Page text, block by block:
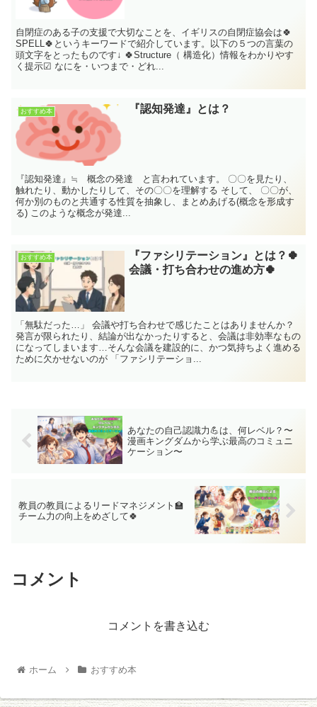
自閉症のある子の支援で大切なことを、イギリスの自閉症協会は🍀
SPELL🍀というキーワードで紹介しています。以下の５つの言葉の
頭文字をとったものです↓ 🍀Structure（ 構造化）情報をわかりやす
く提示☑ なにを・いつまで・どれ...
おすすめ本 『認知発達』とは？
『認知発達』≒ 概念の発達 と言われています。 〇〇を見たり、
触れたり、動かしたりして、その〇〇を理解する そして、 〇〇が、
何か別のものと共通する性質を抽象し、まとめあげる(概念を形成す
る) このような概念が発達...
おすすめ本
『ファシリテーション』とは？🍀
会議・打ち合わせの進め方🍀
「無駄だった…」 会議や打ち合わせで感じたことはありませんか？
発言が限られたり、結論が出なかったりすると、会議は非効率なもの
になってしまいます…そんな会議を建設的に、かつ気持ちよく進める
ために欠かせないのが 「ファシリテーショ...
あなたの自己認識力💪は、何レベル？〜
漫画キングダムから学ぶ最高のコミュニ
ケーション〜
教員の教員によるリードマネジメント🏫
チーム力の向上をめざして🍀
コメント
コメントを書き込む
ホーム おすすめ本